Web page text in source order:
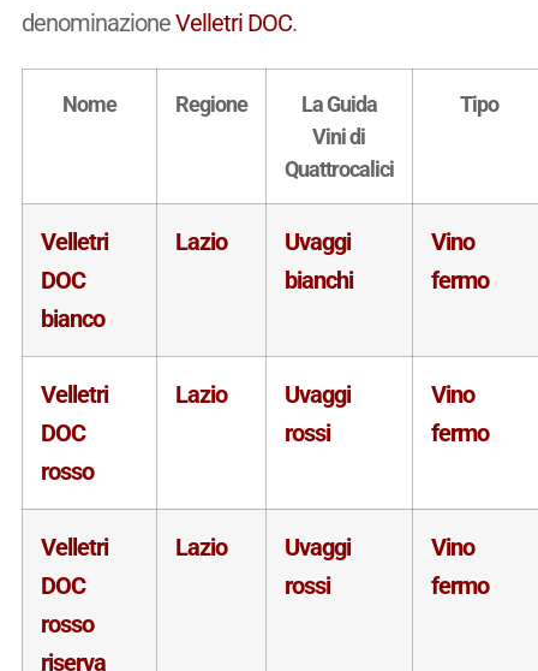
denominazioneVelletri DOC.
Nome Regione
La Guida
Vini di
Quattrocalici
Tipo
Velletri
DOC
bianco
Lazio
Uvaggi
bianchi
Vino
fermo
Velletri
DOC
rosso
Lazio
Uvaggi
rossi
Vino
fermo
Velletri
DOC
rosso
riserva
Lazio
Uvaggi
rossi
Vino
fermo